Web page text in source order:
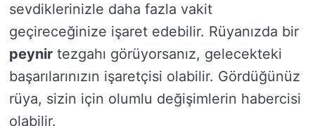
sevdiklerinizle daha fazla vakit
geçireceğinize işaret edebilir. Rüyanızda bir
peynir tezgahı görüyorsanız, gelecekteki
başarılarınızın işaretçisi olabilir. Gördüğünüz
rüya, sizin için olumlu değişimlerin habercisi
olabilir.